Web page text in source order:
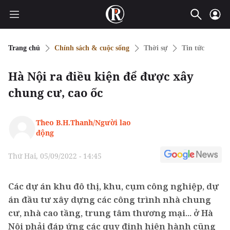
Trang chủ Chính sách & cuộc sống Thời sự Tin tức
Hà Nội ra điều kiện để được xây
chung cư, cao ốc
Theo B.H.Thanh/Người lao
động
Thứ Hai, 05/09/2022 - 14:45
Các dự án khu đô thị, khu, cụm công nghiệp, dự
án đầu tư xây dựng các công trình nhà chung
cư, nhà cao tầng, trung tâm thương mại... ở Hà
Nội phải đáp ứng các quy định hiện hành cũng